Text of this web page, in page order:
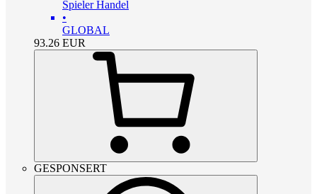
Spieler Handel
•
GLOBAL
93.26 EUR
GESPONSERT